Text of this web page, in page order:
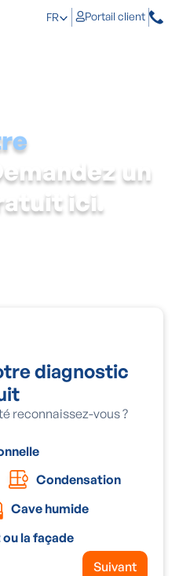
FR Portail client
un
ici.
diagnostic
reconnaissez-vous ?
Condensation
Cave humide
la façade
Suivant